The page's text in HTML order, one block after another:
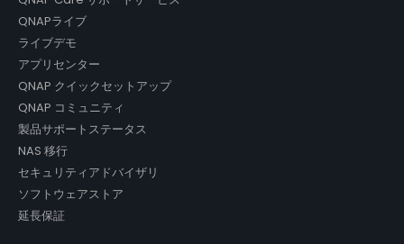
QNAPライブ
ライブデモ
アプリセンター
QNAP クイックセットアップ
QNAP コミュニティ
製品サポートステータス
NAS 移行
セキュリティアドバイザリ
ソフトウェアストア
延長保証